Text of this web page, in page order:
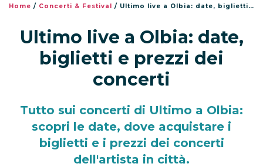
Home / Concerti & Festival / Ultimo live a Olbia: date, biglietti e prezzi dei concerti
Ultimo live a Olbia: date,
biglietti e prezzi dei
concerti
Tutto sui concerti di Ultimo a Olbia:
scopri le date, dove acquistare i
biglietti e i prezzi dei concerti
dell'artista in città.